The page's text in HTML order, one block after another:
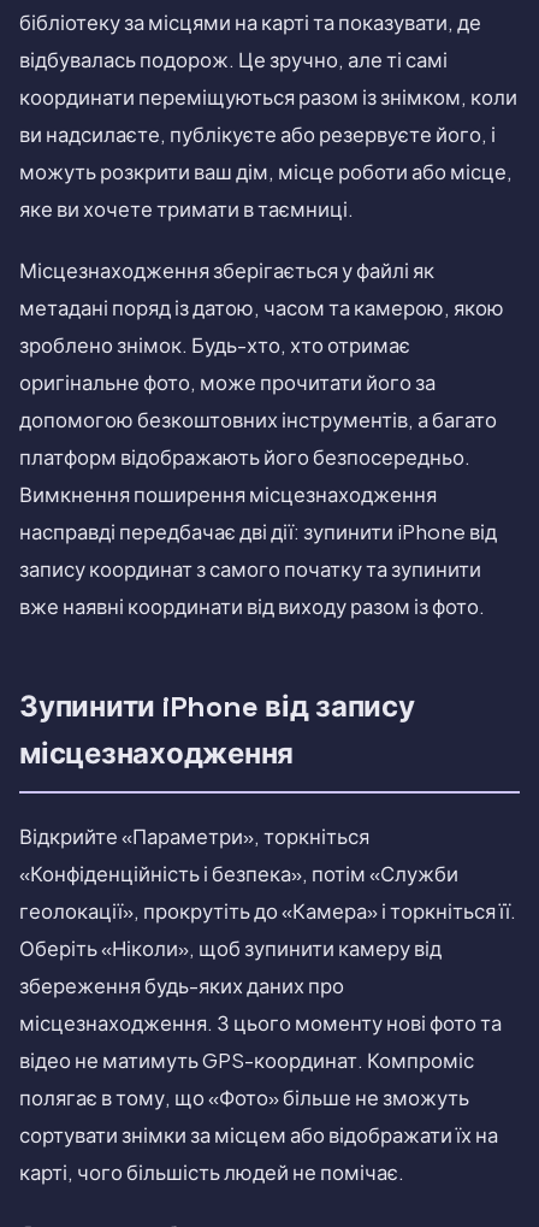
бібліотеку за місцями на карті та показувати, де
відбувалась подорож. Це зручно, але ті самі
координати переміщуються разом із знімком, коли
ви надсилаєте, публікуєте або резервуєте його, і
можуть розкрити ваш дім, місце роботи або місце,
яке ви хочете тримати в таємниці.
Місцезнаходження зберігається у файлі як
метадані поряд із датою, часом та камерою, якою
зроблено знімок. Будь-хто, хто отримає
оригінальне фото, може прочитати його за
допомогою безкоштовних інструментів, а багато
платформ відображають його безпосередньо.
Вимкнення поширення місцезнаходження
насправді передбачає дві дії: зупинити iPhone від
запису координат з самого початку та зупинити
вже наявні координати від виходу разом із фото.
Зупинити iPhone від запису
місцезнаходження
Відкрийте «Параметри», торкніться
«Конфіденційність і безпека», потім «Служби
геолокації», прокрутіть до «Камера» і торкніться її.
Оберіть «Ніколи», щоб зупинити камеру від
збереження будь-яких даних про
місцезнаходження. З цього моменту нові фото та
відео не матимуть GPS-координат. Компроміс
полягає в тому, що «Фото» більше не зможуть
сортувати знімки за місцем або відображати їх на
карті, чого більшість людей не помічає.